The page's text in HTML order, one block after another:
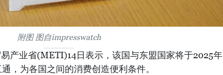
附图 图自impresswatch
产业省(METI)14日表示，该国与东盟国家将于2025年
，为各国之间的消费创造便利条件。